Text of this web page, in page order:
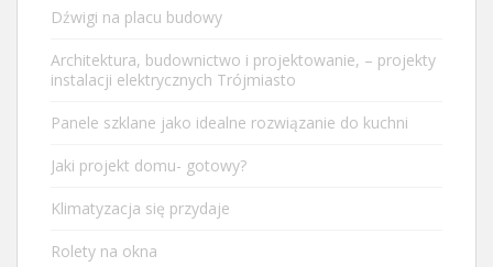
Dźwigi na placu budowy
Architektura, budownictwo i projektowanie, – projekty
instalacji elektrycznych Trójmiasto
Panele szklane jako idealne rozwiązanie do kuchni
Jaki projekt domu- gotowy?
Klimatyzacja się przydaje
Rolety na okna